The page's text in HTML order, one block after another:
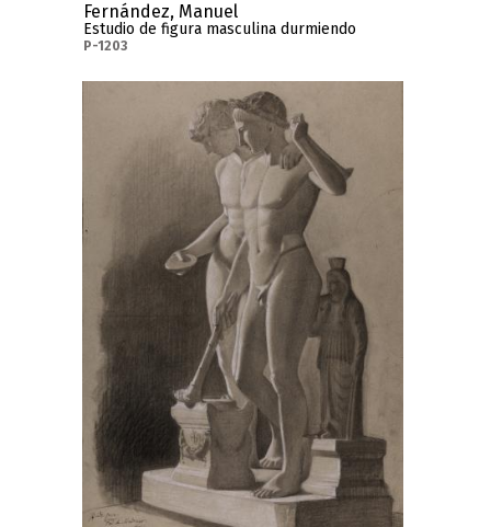
Fernández, Manuel
Estudio de figura masculina durmiendo
P-1203